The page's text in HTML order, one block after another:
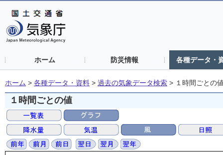
ホーム 防災情報 各種データ・
ホーム > 各種データ・資料 > 過去の気象データ検索 > １時間ごとの
１時間ごとの値